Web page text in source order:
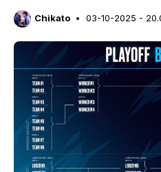
Chikato 03-10-2025 -